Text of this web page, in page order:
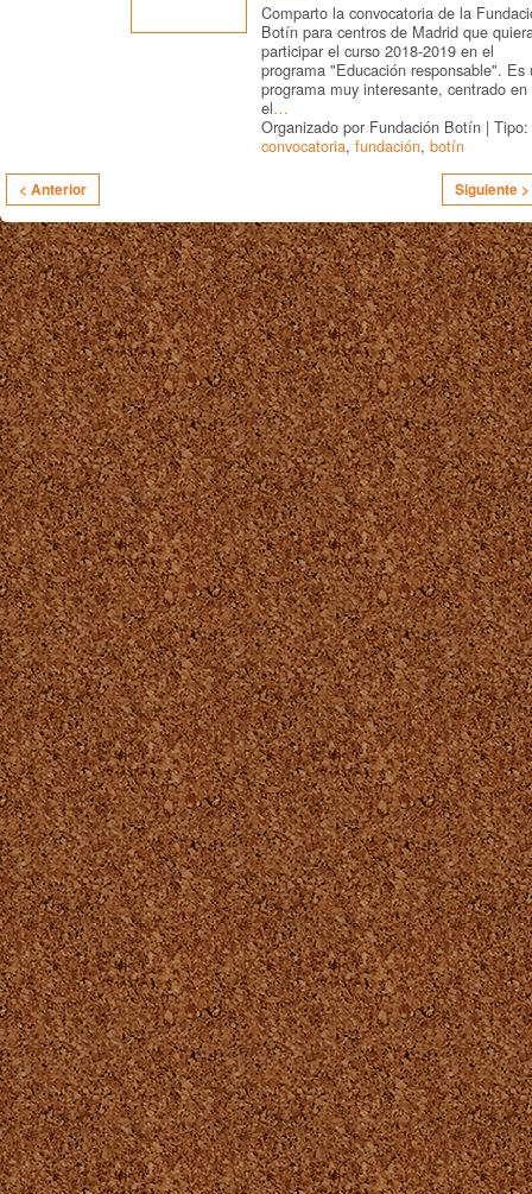
Comparto la convocatoria de la
Botín para centros de Madrid que
participar el curso 2018-2019 en el
programa "Educación responsable". Es
programa muy interesante, centrado en
el…
Organizado por Fundación Botín | Tipo:
convocatoria, fundación, botín
< Anterior Siguiente >